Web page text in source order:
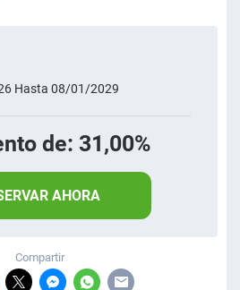
Hasta 08/01/2029
de: 31,00%
AHORA
Compartir